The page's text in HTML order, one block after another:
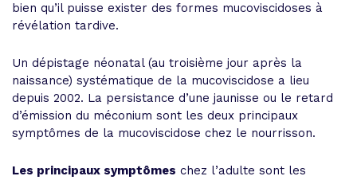
bien qu’il puisse exister des formes mucoviscidoses à
révélation tardive.
Un dépistage néonatal (au troisième jour après la
naissance) systématique de la mucoviscidose a lieu
depuis 2002. La persistance d’une jaunisse ou le retard
d’émission du méconium sont les deux principaux
symptômes de la mucoviscidose chez le nourrisson.
Les principaux symptômes chez l’adulte sont les